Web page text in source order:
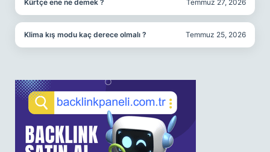
Kürtçe ene ne demek ? Temmuz 27, 2026
Klima kış modu kaç derece olmalı ? Temmuz 25, 2026